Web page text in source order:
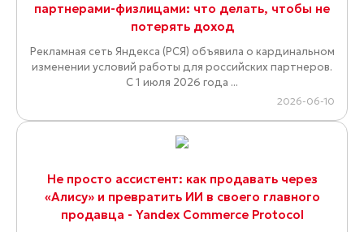
партнерами-физлицами: что делать, чтобы не
потерять доход
Рекламная сеть Яндекса (РСЯ) объявила о кардинальном
изменении условий работы для российских партнеров.
С 1 июля 2026 года ...
2026-06-10
Не просто ассистент: как продавать через
«Алису» и превратить ИИ в своего главного
продавца - Yandex Commerce Protocol